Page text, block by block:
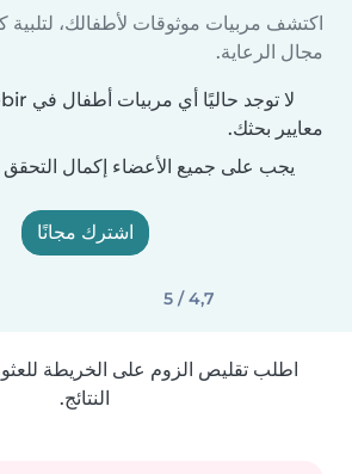
اكتشف مربيات موثوقات لأطفالك، لتلبية
مجال الرعاية.
معايير بحثك.
يجب على جميع الأعضاء إكمال التحقق
اشترك مجانًا
4,7 / 5
اطلب تقليص الزوم على الخريطة
النتائج.